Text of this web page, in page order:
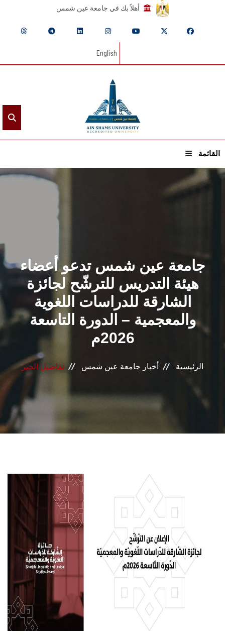
أهلاً بك في جامعة عين شمس
English
القائمة
الشئون الأكاديمية
البحث العلمي
الرعاية الصحية
المراكز والوحدات
الأنظمة الذكية
الإعلام
تواصل معنا
هيئة التدريس
الدراسات العليا
الخريجين
الموظفون
الزائـرون
جامعة عين شمس تدعو أعضاء
هيئة التدريس للترشّح لجائزة
الشارقة للدراسات اللغوية
والمعجمية – الدورة التاسعة
2026م
الرئيسية أخبار جامعة عين شمس تفاصيل الخبر